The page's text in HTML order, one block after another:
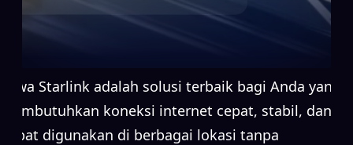
Sewa Starlink adalah solusi terbaik bagi Anda yang
membutuhkan koneksi internet cepat, stabil, dan
dapat digunakan di berbagai lokasi tanpa